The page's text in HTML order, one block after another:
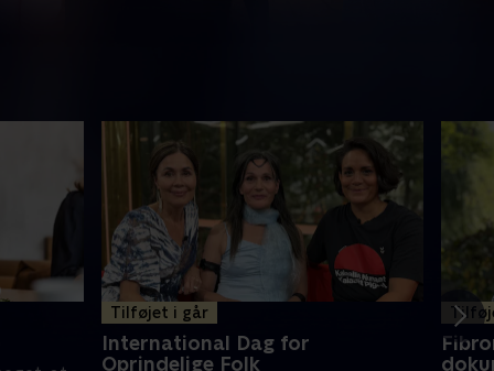
Tilføjet i går
International Dag for
Oprindelige Folk